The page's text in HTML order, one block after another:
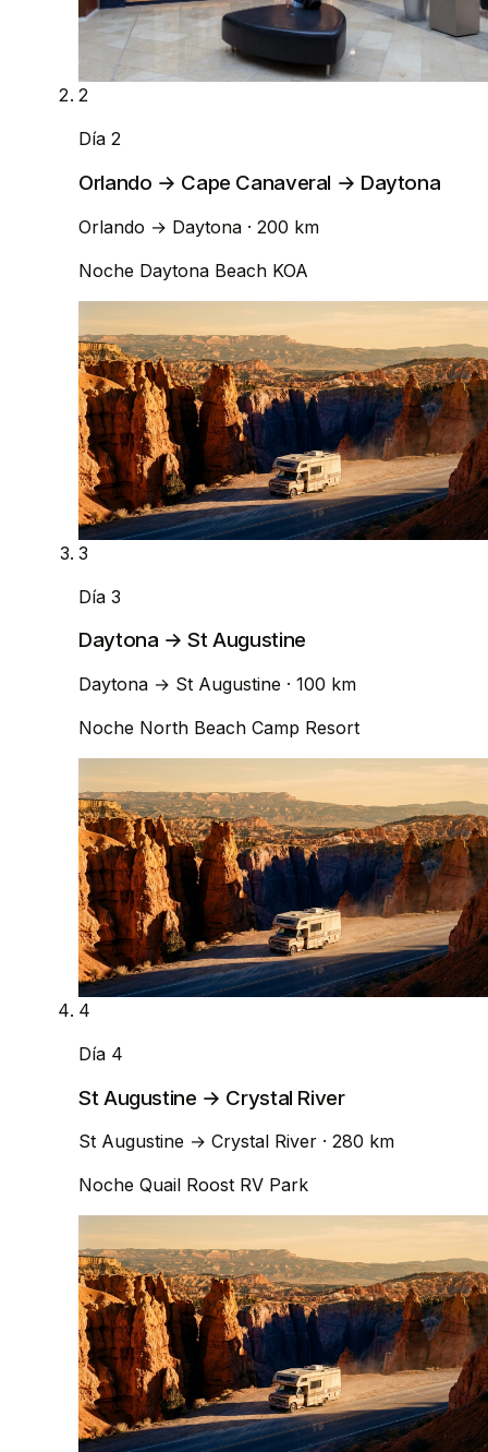
2
Día 2
Orlando → Cape Canaveral → Daytona
Orlando → Daytona · 200 km
Noche Daytona Beach KOA
3
Día 3
Daytona → St Augustine
Daytona → St Augustine · 100 km
Noche North Beach Camp Resort
4
Día 4
St Augustine → Crystal River
St Augustine → Crystal River · 280 km
Noche Quail Roost RV Park